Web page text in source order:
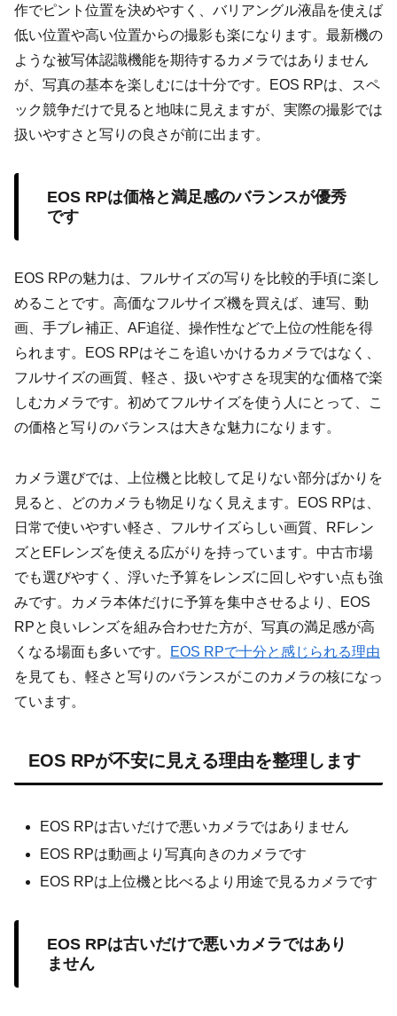
作でピント位置を決めやすく、バリアングル液晶を使えば
低い位置や高い位置からの撮影も楽になります。最新機の
ような被写体認識機能を期待するカメラではありません
が、写真の基本を楽しむには十分です。EOS RPは、スペ
ック競争だけで見ると地味に見えますが、実際の撮影では
扱いやすさと写りの良さが前に出ます。
EOS RPは価格と満足感のバランスが優秀
です
EOS RPの魅力は、フルサイズの写りを比較的手頃に楽し
めることです。高価なフルサイズ機を買えば、連写、動
画、手ブレ補正、AF追従、操作性などで上位の性能を得
られます。EOS RPはそこを追いかけるカメラではなく、
フルサイズの画質、軽さ、扱いやすさを現実的な価格で楽
しむカメラです。初めてフルサイズを使う人にとって、こ
の価格と写りのバランスは大きな魅力になります。
カメラ選びでは、上位機と比較して足りない部分ばかりを
見ると、どのカメラも物足りなく見えます。EOS RPは、
日常で使いやすい軽さ、フルサイズらしい画質、RFレン
ズとEFレンズを使える広がりを持っています。中古市場
でも選びやすく、浮いた予算をレンズに回しやすい点も強
みです。カメラ本体だけに予算を集中させるより、EOS
RPと良いレンズを組み合わせた方が、写真の満足感が高
くなる場面も多いです。
EOS RPで十分と感じられる理由
を見ても、軽さと写りのバランスがこのカメラの核になっ
ています。
EOS RPが不安に見える理由を整理します
EOS RPは古いだけで悪いカメラではありません
EOS RPは動画より写真向きのカメラです
EOS RPは上位機と比べるより用途で見るカメラです
EOS RPは古いだけで悪いカメラではあり
ません